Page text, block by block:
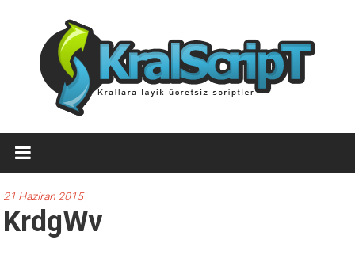
Ücretsiz
WordPress
Temaları,Ücretsiz
Script
21 Haziran 2015
KrdgWv